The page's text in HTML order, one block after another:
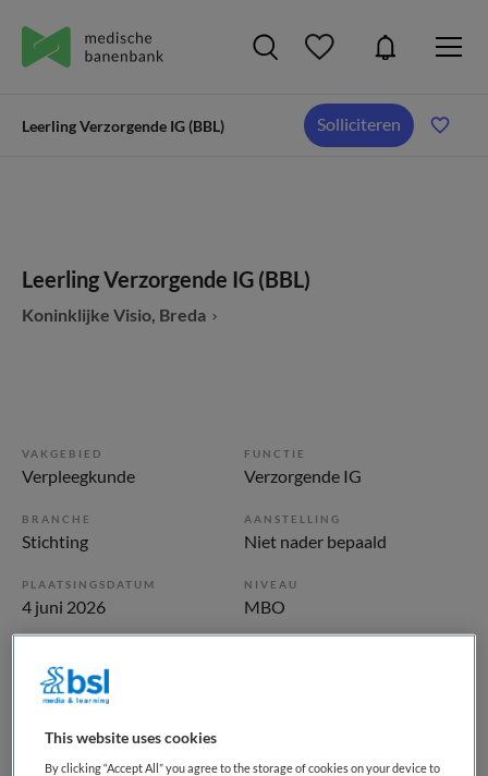
Leerling Verzorgende IG (BBL) Solliciteren
Leerling Verzorgende IG (BBL)
Koninklijke Visio, Breda
VAKGEBIED
Verpleegkunde
FUNCTIE
Verzorgende IG
BRANCHE
Stichting
AANSTELLING
Niet nader bepaald
PLAATSINGSDATUM
4 juni 2026
NIVEAU
MBO
Niet nader bepaald
Vacature niet beschikbaar
This website uses cookies
By clicking “Accept All” you agree to the storage of cookies on your device to